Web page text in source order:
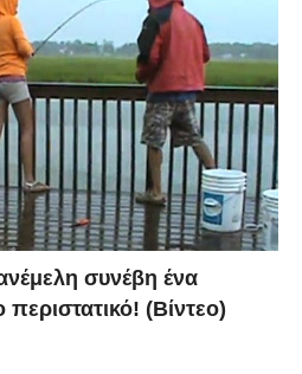
συνέβη ένα
(Βίντεο)